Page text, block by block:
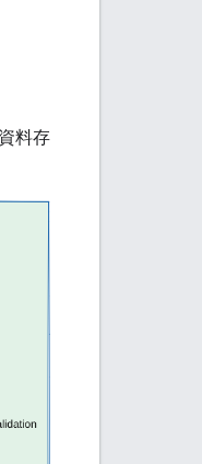
料存